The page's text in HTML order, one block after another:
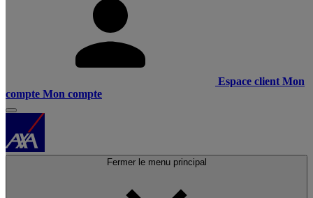
Espace client Mon
compte Mon compte
Fermer le menu principal